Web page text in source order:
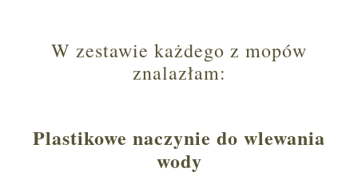
W zestawie każdego z mopów
znalazłam:
Plastikowe naczynie do wlewania
wody